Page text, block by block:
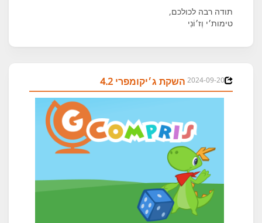
תודה רבה לכולכם,
טימות׳י וְז׳וֹנִי
2024-09-20 השקת ג׳יקומפרי 4.2